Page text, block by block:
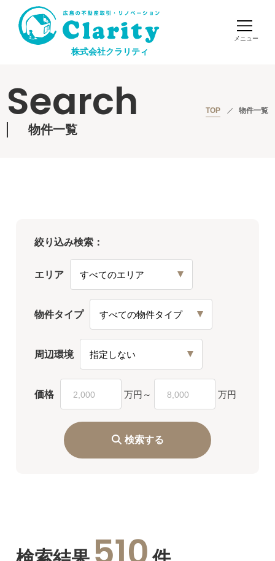
株式会社クラリティ
Search
物件一覧
TOP 物件一覧
絞り込み検索：
エリア
物件タイプ
周辺環境
価格 万円～ 万円
検索する